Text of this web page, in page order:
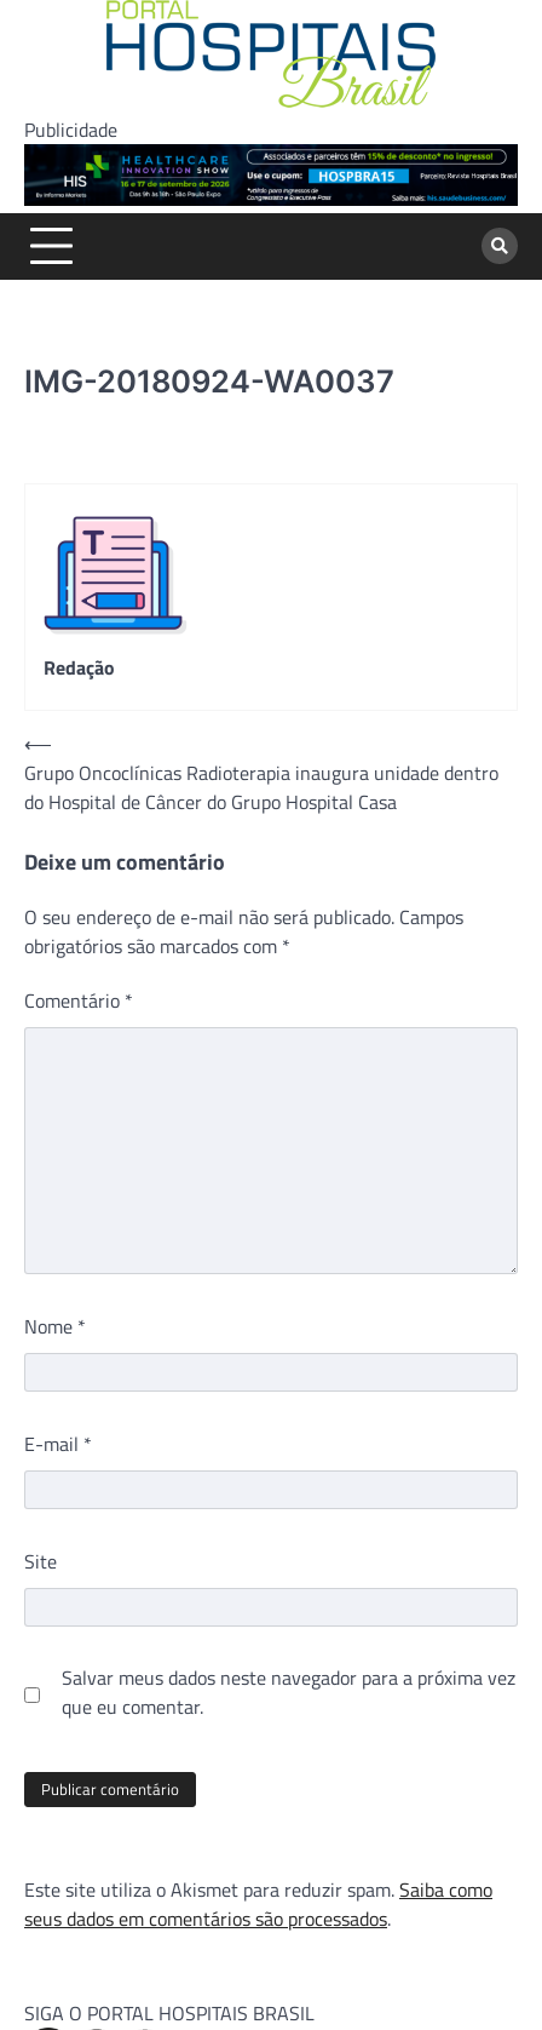
Publicidade
IMG-20180924-WA0037
Redação
Navegação
de
Post
⟵
Grupo Oncoclínicas Radioterapia inaugura unidade dentro
do Hospital de Câncer do Grupo Hospital Casa
Deixe um comentário
O seu endereço de e-mail não será publicado. Campos
obrigatórios são marcados com *
Comentário *
Nome *
E-mail *
Site
Salvar meus dados neste navegador para a próxima vez
que eu comentar.
Este site utiliza o Akismet para reduzir spam.Saiba como
seus dados em comentários são processados.
SIGA O PORTAL HOSPITAIS BRASIL